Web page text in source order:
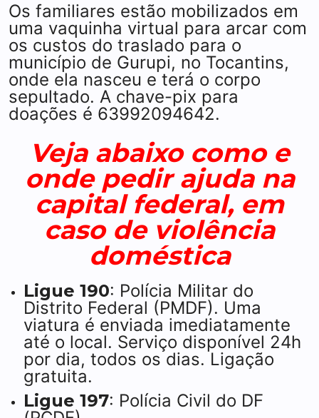
Os familiares estão mobilizados em
uma vaquinha virtual para arcar com
os custos do traslado para o
município de Gurupi, no Tocantins,
onde ela nasceu e terá o corpo
sepultado. A chave-pix para
doações é 63992094642.
Veja abaixo como e
onde pedir ajuda na
capital federal, em
caso de violência
doméstica
Ligue 190: Polícia Militar do
Distrito Federal (PMDF). Uma
viatura é enviada imediatamente
até o local. Serviço disponível 24h
por dia, todos os dias. Ligação
gratuita.
Ligue 197: Polícia Civil do DF